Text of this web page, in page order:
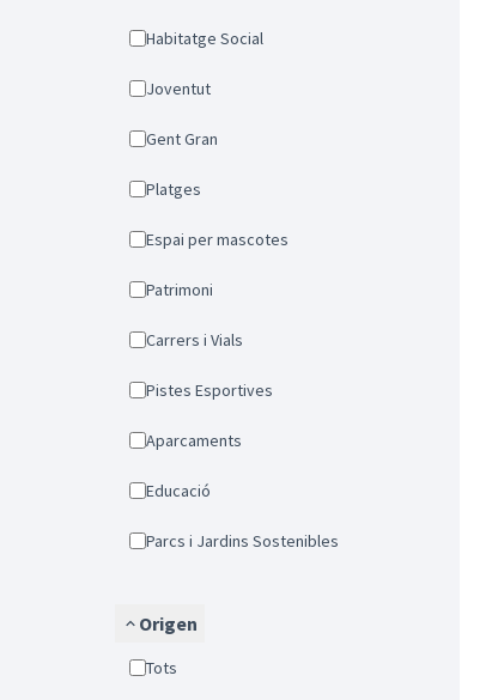
Habitatge Social
Joventut
Gent Gran
Platges
Espai per mascotes
Patrimoni
Carrers i Vials
Pistes Esportives
Aparcaments
Educació
Parcs i Jardins Sostenibles
Origen
Tots